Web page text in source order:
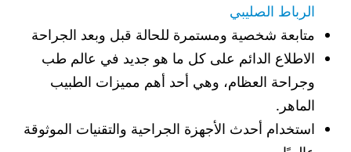
الرباط الصليبي
متابعة شخصية ومستمرة للحالة قبل وبعد الجراحة
الاطلاع الدائم على كل ما هو جديد في عالم طب
وجراحة العظام، وهي أحد أهم مميزات الطبيب
الماهر.
استخدام أحدث الأجهزة الجراحية والتقنيات الموثوقة